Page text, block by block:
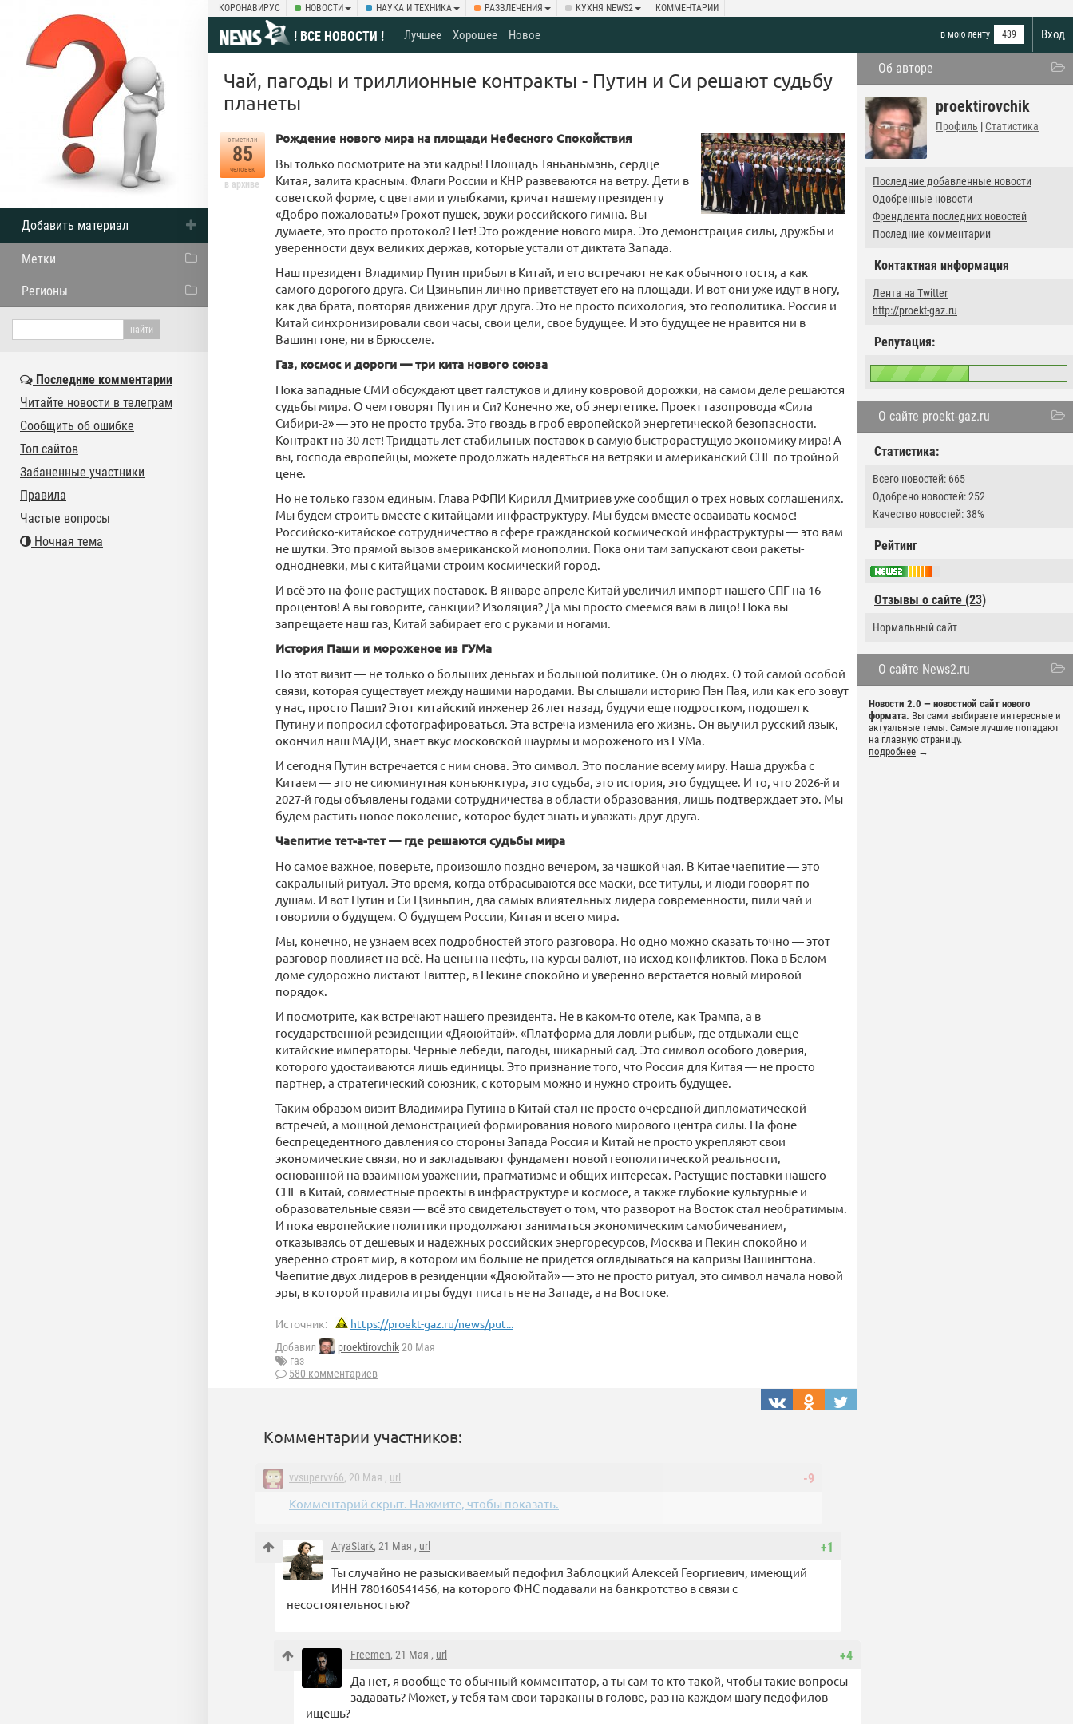
КОРОНАВИРУС НОВОСТИ НАУКА И ТЕХНИКА РАЗВЛЕЧЕНИЯ КУХНЯ NEWS2 КОММЕНТАРИИ
Вход
! ВСЕ НОВОСТИ ! в мою ленту 439
Лучшее Хорошее Новое
Об авторе
proektirovchik
Профиль | Статистика
Последние добавленные новости
Одобренные новости
Френдлента последних новостей
Последние комментарии
Контактная информация
Лента на Twitter
http://proekt-gaz.ru
Репутация:
О сайте proekt-gaz.ru
Статистика:
Всего новостей: 665
Одобрено новостей: 252
Качество новостей: 38%
Рейтинг
Отзывы о сайте (23)
Нормальный сайт
О сайте News2.ru
Новости 2.0 — новостной сайт нового
формата. Вы сами выбираете интересные и
актуальные темы. Самые лучшие попадают
на главную страницу.
подробнее →
Чай, пагоды и триллионные контракты - Путин и Си решают судьбу
планеты
отметили
85
человек
в архиве
Рождение нового мира на площади Небесного Спокойствия
Вы только посмотрите на эти кадры! Площадь Тяньаньмэнь, сердце
Китая, залита красным. Флаги России и КНР развеваются на ветру. Дети в
советской форме, с цветами и улыбками, кричат нашему президенту
«Добро пожаловать!» Грохот пушек, звуки российского гимна. Вы
думаете, это просто протокол? Нет! Это рождение нового мира. Это демонстрация силы, дружбы и
уверенности двух великих держав, которые устали от диктата Запада.
Наш президент Владимир Путин прибыл в Китай, и его встречают не как обычного гостя, а как
самого дорогого друга. Си Цзиньпин лично приветствует его на площади. И вот они уже идут в ногу,
как два брата, повторяя движения друг друга. Это не просто психология, это геополитика. Россия и
Китай синхронизировали свои часы, свои цели, свое будущее. И это будущее не нравится ни в
Вашингтоне, ни в Брюсселе.
Газ, космос и дороги — три кита нового союза
Пока западные СМИ обсуждают цвет галстуков и длину ковровой дорожки, на самом деле решаются
судьбы мира. О чем говорят Путин и Си? Конечно же, об энергетике. Проект газопровода «Сила
Сибири-2» — это не просто труба. Это гвоздь в гроб европейской энергетической безопасности.
Контракт на 30 лет! Тридцать лет стабильных поставок в самую быстрорастущую экономику мира! А
вы, господа европейцы, можете продолжать надеяться на ветряки и американский СПГ по тройной
цене.
Но не только газом единым. Глава РФПИ Кирилл Дмитриев уже сообщил о трех новых соглашениях.
Мы будем строить вместе с китайцами инфраструктуру. Мы будем вместе осваивать космос!
Российско-китайское сотрудничество в сфере гражданской космической инфраструктуры — это вам
не шутки. Это прямой вызов американской монополии. Пока они там запускают свои ракеты-
однодневки, мы с китайцами строим космический город.
И всё это на фоне растущих поставок. В январе-апреле Китай увеличил импорт нашего СПГ на 16
процентов! А вы говорите, санкции? Изоляция? Да мы просто смеемся вам в лицо! Пока вы
запрещаете наш газ, Китай забирает его с руками и ногами.
История Паши и мороженое из ГУМа
Но этот визит — не только о больших деньгах и большой политике. Он о людях. О той самой особой
связи, которая существует между нашими народами. Вы слышали историю Пэн Пая, или как его зовут
у нас, просто Паши? Этот китайский инженер 26 лет назад, будучи еще подростком, подошел к
Путину и попросил сфотографироваться. Эта встреча изменила его жизнь. Он выучил русский язык,
окончил наш МАДИ, знает вкус московской шаурмы и мороженого из ГУМа.
И сегодня Путин встречается с ним снова. Это символ. Это послание всему миру. Наша дружба с
Китаем — это не сиюминутная конъюнктура, это судьба, это история, это будущее. И то, что 2026-й и
2027-й годы объявлены годами сотрудничества в области образования, лишь подтверждает это. Мы
будем растить новое поколение, которое будет знать и уважать друг друга.
Чаепитие тет-а-тет — где решаются судьбы мира
Но самое важное, поверьте, произошло поздно вечером, за чашкой чая. В Китае чаепитие — это
сакральный ритуал. Это время, когда отбрасываются все маски, все титулы, и люди говорят по
душам. И вот Путин и Си Цзиньпин, два самых влиятельных лидера современности, пили чай и
говорили о будущем. О будущем России, Китая и всего мира.
Мы, конечно, не узнаем всех подробностей этого разговора. Но одно можно сказать точно — этот
разговор повлияет на всё. На цены на нефть, на курсы валют, на исход конфликтов. Пока в Белом
доме судорожно листают Твиттер, в Пекине спокойно и уверенно верстается новый мировой
порядок.
И посмотрите, как встречают нашего президента. Не в каком-то отеле, как Трампа, а в
государственной резиденции «Дяоюйтай». «Платформа для ловли рыбы», где отдыхали еще
китайские императоры. Черные лебеди, пагоды, шикарный сад. Это символ особого доверия,
которого удостаиваются лишь единицы. Это признание того, что Россия для Китая — не просто
партнер, а стратегический союзник, с которым можно и нужно строить будущее.
Таким образом визит Владимира Путина в Китай стал не просто очередной дипломатической
встречей, а мощной демонстрацией формирования нового мирового центра силы. На фоне
беспрецедентного давления со стороны Запада Россия и Китай не просто укрепляют свои
экономические связи, но и закладывают фундамент новой геополитической реальности,
основанной на взаимном уважении, прагматизме и общих интересах. Растущие поставки нашего
СПГ в Китай, совместные проекты в инфраструктуре и космосе, а также глубокие культурные и
образовательные связи — всё это свидетельствует о том, что разворот на Восток стал необратимым.
И пока европейские политики продолжают заниматься экономическим самобичеванием,
отказываясь от дешевых и надежных российских энергоресурсов, Москва и Пекин спокойно и
уверенно строят мир, в котором им больше не придется оглядываться на капризы Вашингтона.
Чаепитие двух лидеров в резиденции «Дяоюйтай» — это не просто ритуал, это символ начала новой
эры, в которой правила игры будут писать не на Западе, а на Востоке.
Источник: https://proekt-gaz.ru/news/put...
Добавил proektirovchik20 Мая
газ
580 комментариев
Комментарии участников:
-9
vvsupervv66, 20 Мая , url
Комментарий скрыт. Нажмите, чтобы показать.
+1
AryaStark, 21 Мая , url
Ты случайно не разыскиваемый педофил Заблоцкий Алексей Георгиевич, имеющий
ИНН 780160541456, на которого ФНС подавали на банкротство в связи с
несостоятельностью?
+4
Freemen, 21 Мая , url
Да нет, я вообще-то обычный комментатор, а ты сам-то кто такой, чтобы такие вопросы
задавать? Может, у тебя там свои тараканы в голове, раз на каждом шагу педофилов
ищешь?
Добавить материал
Метки
Регионы
Последние комментарии
Читайте новости в телеграм
Сообщить об ошибке
Топ сайтов
Забаненные участники
Правила
Частые вопросы
Ночная тема